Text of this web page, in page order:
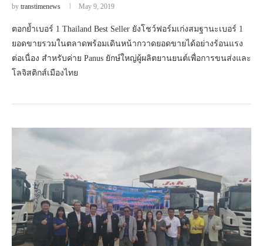
by transtimenews May 9, 2019
ตอกย้ำเบอร์ 1 Thailand Best Seller ยังโชว์ฟอร์มเก่งสมฐานะเบอร์ 1
ยอดขายรวมในตลาดพร้อมเดินหน้ากวาดยอดขายได้อย่างร้อนแรง
ต่อเนื่อง สำหรับค่าย Panus ยักษ์ใหญ่ผู้ผลิตยานยนต์เพื่อการขนส่งและ
โลจิสติกส์เมืองไทย